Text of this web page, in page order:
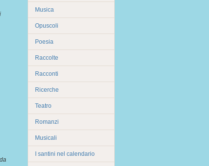
Musica
Opuscoli
Poesia
Raccolte
Racconti
Ricerche
Teatro
Romanzi
Musicali
I santini nel calendario